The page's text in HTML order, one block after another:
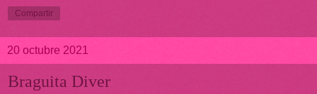
Compartir
20 octubre 2021
Braguita Diver